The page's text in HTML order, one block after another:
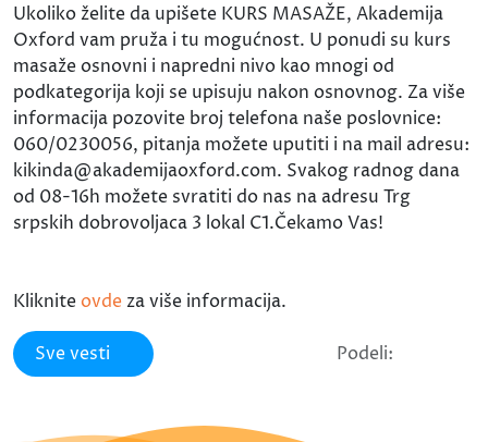
Ukoliko želite da upišete KURS MASAŽE, Akademija
Oxford vam pruža i tu mogućnost. U ponudi su kurs
masaže osnovni i napredni nivo kao mnogi od
podkategorija koji se upisuju nakon osnovnog. Za više
informacija pozovite broj telefona naše poslovnice:
060/0230056, pitanja možete uputiti i na mail adresu:
kikinda@akademijaoxford.com. Svakog radnog dana
od 08-16h možete svratiti do nas na adresu Trg
srpskih dobrovoljaca 3 lokal C1.Čekamo Vas!
Kliknite ovde za više informacija.
Sve vesti Podeli: